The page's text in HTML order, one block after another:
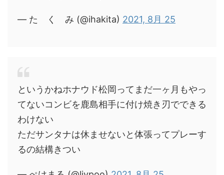
— た く み (@ihakita) 2021, 8月 25
というかねホナウド松岡ってまだ一ヶ月もやっ
てないコンビを鹿島相手に付け焼き刃でできる
わけない
ただサンタナは休ませないと体張ってプレーす
るの結構きつい